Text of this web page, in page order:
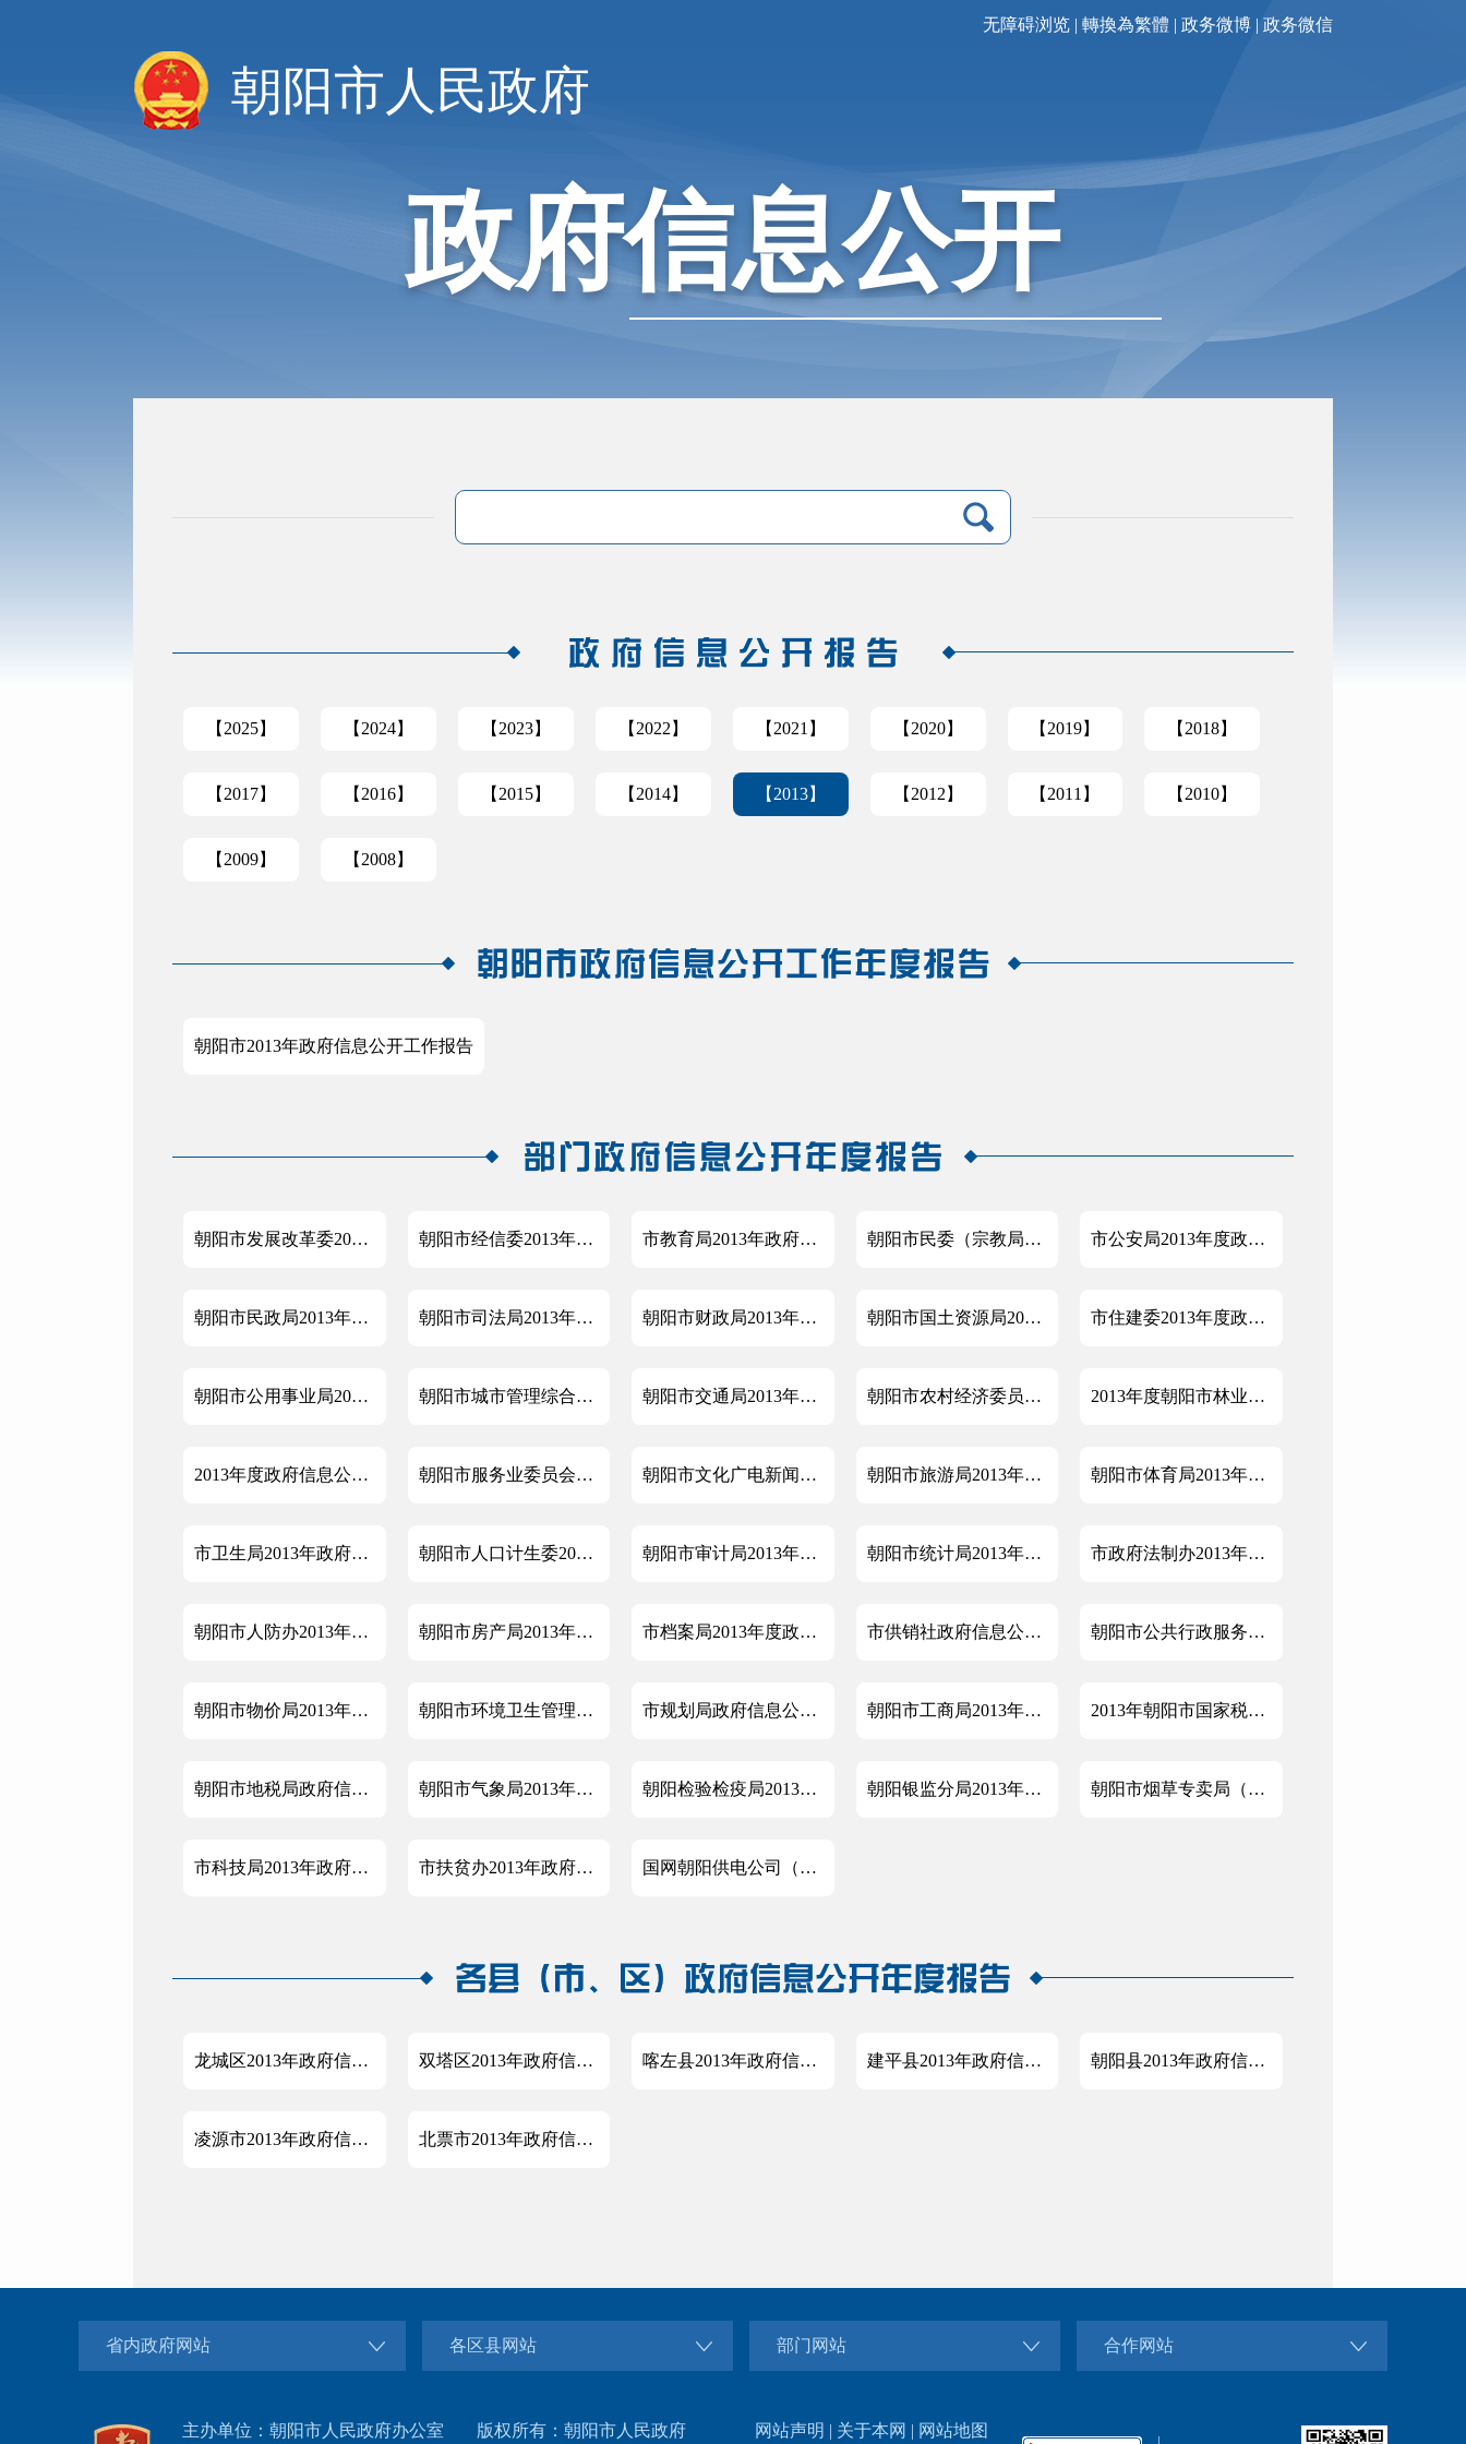
无障碍浏览 | 轉換為繁體 | 政务微博 | 政务微信
朝阳市人民政府
政府信息公开
【2025】 【2024】 【2023】 【2022】 【2021】 【2020】 【2019】 【2018】
【2017】 【2016】 【2015】 【2014】 【2013】 【2012】 【2011】 【2010】
【2009】 【2008】
朝阳市2013年政府信息公开工作报告
朝阳市发展改革委2013年政府信息公开工作年度报告 朝阳市经信委2013年度政府信息年度公开工作报告 市教育局2013年政府信息公开工作年度报告 朝阳市民委（宗教局）2013年政府信息公开工作年度报告 市公安局2013年度政府信息公开工作报告
朝阳市民政局2013年政府信息公开年度报告 朝阳市司法局2013年度政府信息公开年度报告 朝阳市财政局2013年度政府信息公开工作报告 朝阳市国土资源局2013年度政府信息公开工作报告 市住建委2013年度政府信息公开年度报告
朝阳市公用事业局2013年度政府信息公开工作报告 朝阳市城市管理综合行政执法局政府信息公开工作年度报告 朝阳市交通局2013年度政府信息公开年度报告 朝阳市农村经济委员会2013年信息公开工作年度报告 2013年度朝阳市林业局政府信息公开工作报告
2013年度政府信息公开工作报告 朝阳市服务业委员会（粮食局）2013年度政府信息公开工作报告 朝阳市文化广电新闻出版局2013年度政府信息公开工作报告 朝阳市旅游局2013年政府信息公开工作年度报告 朝阳市体育局2013年政府信息公开年度工作报告和2014年政府信息公开年度工作报告的编制
市卫生局2013年政府信息公开年度报告 朝阳市人口计生委2013年政府信息公开年度报告 朝阳市审计局2013年政府信息公开年度报告 朝阳市统计局2013年信息公开工作年度报告 市政府法制办2013年政府信息公开年度报告
朝阳市人防办2013年度政府信息公开工作报告 朝阳市房产局2013年度政府信息公开工作报告 市档案局2013年度政府信息公开工作总结报告 市供销社政府信息公开2013年度工作报告 朝阳市公共行政服务中心2013年度政府信息公开工作情况报告
朝阳市物价局2013年政府信息公开年度报告 朝阳市环境卫生管理局2013年度政府信息公开工作总结 市规划局政府信息公开工作年度报告 朝阳市工商局2013年政府信息公开工作总结报告 2013年朝阳市国家税务局政府信息公开年度报告
朝阳市地税局政府信息公开年度报告 朝阳市气象局2013年度政府信息公开工作报告 朝阳检验检疫局2013年政府信息公开工作年度报告 朝阳银监分局2013年政府信息公开工作年度报告 朝阳市烟草专卖局（公司）2013年度政府信息公开工作报告
市科技局2013年政府信息公开工作报告 市扶贫办2013年政府信息公开工作年度报告 国网朝阳供电公司（朝阳市电业局）政府信息公开工作情况总结报告
龙城区2013年政府信息公开工作年度报告 双塔区2013年政府信息公开年度报告 喀左县2013年政府信息公开工作报告 建平县2013年政府信息公开工作报告 朝阳县2013年政府信息公开年度工作报告
凌源市2013年政府信息公开工作年度报告 北票市2013年政府信息公开工作报告
省内政府网站 各区县网站 部门网站 合作网站
主办单位：朝阳市人民政府办公室 版权所有：朝阳市人民政府 网站声明 | 关于本网 | 网站地图